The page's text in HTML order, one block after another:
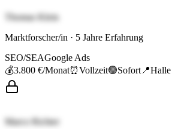
Thomas Klein
Marktforscher/in · 5 Jahre Erfahrung
SEO/SEAGoogle Ads
💰3.800 €/Monat⏰Vollzeit🟢Sofort 📍Halle
Marco Richter